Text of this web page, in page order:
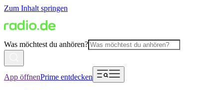
Zum Inhalt springen
Was möchtest du anhören?
App öffnenPrime entdecken